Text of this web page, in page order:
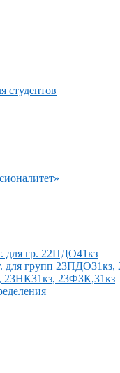
студентов
для гр. 22ПДО41кз
для групп
23НК31кз, 23ФЗК,31кз